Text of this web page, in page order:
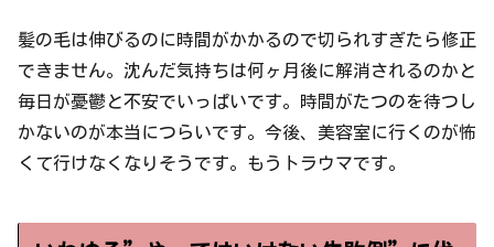
髪の毛は伸びるのに時間がかかるので切られすぎたら修正
できません。沈んだ気持ちは何ヶ月後に解消されるのかと
毎日が憂鬱と不安でいっぱいです。時間がたつのを待つし
かないのが本当につらいです。今後、美容室に行くのが怖
くて行けなくなりそうです。もうトラウマです。